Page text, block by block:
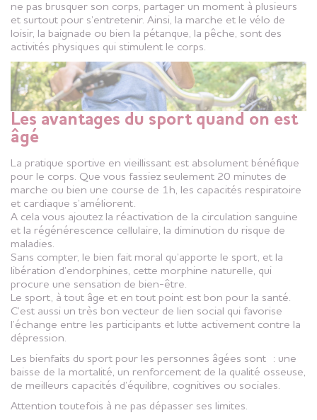
ne pas brusquer son corps, partager un moment à plusieurs
et surtout pour s’entretenir. Ainsi, la marche et le vélo de
loisir, la baignade ou bien la pétanque, la pêche, sont des
activités physiques qui stimulent le corps.
Les avantages du sport quand on est
âgé
La pratique sportive en vieillissant est absolument bénéfique
pour le corps. Que vous fassiez seulement 20 minutes de
marche ou bien une course de 1h, les capacités respiratoire
et cardiaque s’améliorent.
A cela vous ajoutez la réactivation de la circulation sanguine
et la régénérescence cellulaire, la diminution du risque de
maladies.
Sans compter, le bien fait moral qu’apporte le sport, et la
libération d’endorphines, cette morphine naturelle, qui
procure une sensation de bien-être.
Le sport, à tout âge et en tout point est bon pour la santé.
C’est aussi un très bon vecteur de lien social qui favorise
l’échange entre les participants et lutte activement contre la
dépression.
Les bienfaits du sport pour les personnes âgées sont : une
baisse de la mortalité, un renforcement de la qualité osseuse,
de meilleurs capacités d’équilibre, cognitives ou sociales.
Attention toutefois à ne pas dépasser ses limites.